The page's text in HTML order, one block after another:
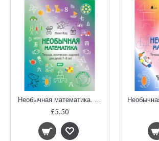
Необычная математика. Тетрадь логических заданий для детей 7-8 лет.
£5.50